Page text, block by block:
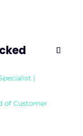
|
of Customer